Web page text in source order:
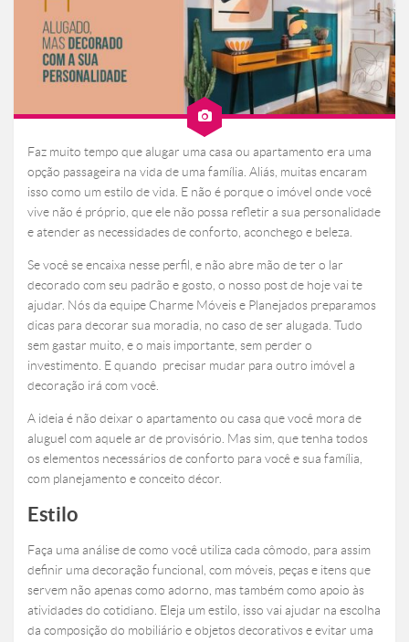
Meu Lar
Na Cozinha
Contato
Faz muito tempo que alugar uma casa ou apartamento era uma
opção passageira na vida de uma família. Aliás, muitas encaram
isso como um estilo de vida. E não é porque o imóvel onde você
vive não é próprio, que ele não possa refletir a sua personalidade
e atender as necessidades de conforto, aconchego e beleza.
Se você se encaixa nesse perfil, e não abre mão de ter o lar
decorado com seu padrão e gosto, o nosso post de hoje vai te
ajudar. Nós da equipe Charme Móveis e Planejados preparamos
dicas para decorar sua moradia, no caso de ser alugada. Tudo
sem gastar muito, e o mais importante, sem perder o
investimento. E quando precisar mudar para outro imóvel a
decoração irá com você.
A ideia é não deixar o apartamento ou casa que você mora de
aluguel com aquele ar de provisório. Mas sim, que tenha todos
os elementos necessários de conforto para você e sua família,
com planejamento e conceito décor.
Estilo
Faça uma análise de como você utiliza cada cômodo, para assim
definir uma decoração funcional, com móveis, peças e itens que
servem não apenas como adorno, mas também como apoio às
atividades do cotidiano. Eleja um estilo, isso vai ajudar na escolha
da composição do mobiliário e objetos decorativos e evitar uma